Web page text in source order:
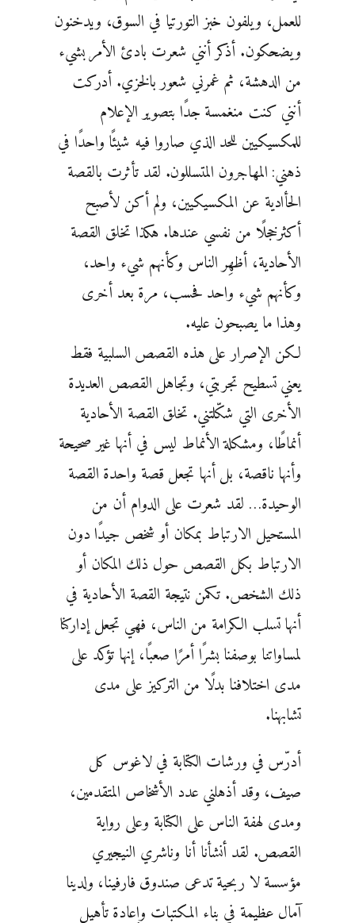
للعمل، ويلفون خبز التورتيا في السوق، ويدخنون
ويضحكون. أذكر أنني شعرت بادئ الأمر بشيء
من الدهشة، ثم غمرني شعور بالخزي. أدركت
أنني كنت منغمسة جدًا بتصوير الإعلام
للمكسيكيين للحد الذي صاروا فيه شيئًا واحدًا في
ذهني: المهاجرون المتسللون. لقد تأثرت بالقصة
الحأادية عن المكسيكيين، ولم أكن لأصبح
أكثرخجلًا من نفسي عندها. هكذا تخلق القصة
الأحادية، أظهِر الناس وكأنهم شيء واحد،
وكأنهم شيء واحد فحسب، مرة بعد أخرى
وهذا ما يصبحون عليه.
لكن الإصرار على هذه القصص السلبية فقط
يعني تسطيح تجربتي، وتجاهل القصص العديدة
الأخرى التي شكّلتني. تخلق القصة الأحادية
أنماطًا، ومشكلة الأنماط ليس في أنها غير صحيحة
وأنها ناقصة، بل أنها تجعل قصة واحدة القصة
الوحيدة… لقد شعرت على الدوام أن من
المستحيل الارتباط بمكان أو شخص جيدًا دون
الارتباط بكل القصص حول ذلك المكان أو
ذلك الشخص. تكمن نتيجة القصة الأحادية في
أنها تسلب الكرامة من الناس، فهي تجعل إداركنا
لمساواتنا بوصفنا بشرًا أمرًا صعبًا، إنها تؤكد على
مدى اختلافنا بدلًا من التركيز على مدى
تشابهنا.
أدرّس في ورشات الكتابة في لاغوس كل
صيف، وقد أذهلني عدد الأشخاص المتقدمين،
ومدى لهفة الناس على الكتابة وعلى رواية
القصص. لقد أنشأنا أنا وناشري النيجيري
مؤسسة لا ربحية تدعى صندوق فارفينا، ولدينا
آمال عظيمة في بناء المكتبات وإعادة تأهيل